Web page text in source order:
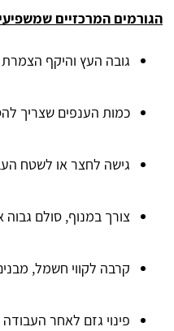
הגורמים המרכזיים
גובה העץ והיקף הצמרת
כמות הענפים שצריך
גישה לחצר או לשטח
צורך במנוף, סולם גבוה
קרבה לקווי חשמל,
פינוי גזם לאחר העבודה